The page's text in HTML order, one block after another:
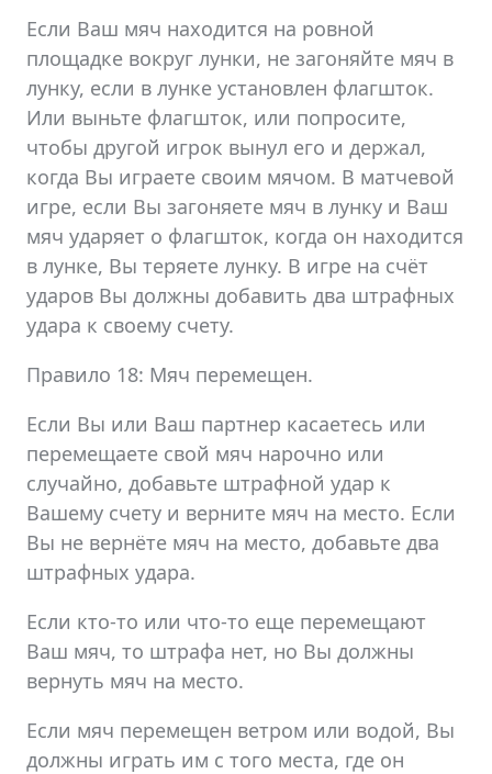
Если Ваш мяч находится на ровной
площадке вокруг лунки, не загоняйте мяч в
лунку, если в лунке установлен флагшток.
Или выньте флагшток, или попросите,
чтобы другой игрок вынул его и держал,
когда Вы играете своим мячом. В матчевой
игре, если Вы загоняете мяч в лунку и Ваш
мяч ударяет о флагшток, когда он находится
в лунке, Вы теряете лунку. В игре на счёт
ударов Вы должны добавить два штрафных
удара к своему счету.
Правило 18: Мяч перемещен.
Если Вы или Ваш партнер касаетесь или
перемещаете свой мяч нарочно или
случайно, добавьте штрафной удар к
Вашему счету и верните мяч на место. Если
Вы не вернёте мяч на место, добавьте два
штрафных удара.
Если кто-то или что-то еще перемещают
Ваш мяч, то штрафа нет, но Вы должны
вернуть мяч на место.
Если мяч перемещен ветром или водой, Вы
должны играть им с того места, где он